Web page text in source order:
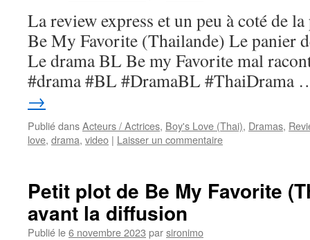
La review express et un peu à coté de
Be My Favorite (Thailande) Le panier
Le drama BL Be my Favorite mal
#drama #BL #DramaBL
→
Publié dansActeurs / Actrices, Boy's Love (Thai), Dramas,
love, drama, video | Laisser un commentaire
Petit plot de Be My Favorite
avant la diffusion
Publié le6 novembre 2023 parsironimo